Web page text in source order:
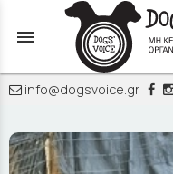
menu
info@dogsvoice.gr